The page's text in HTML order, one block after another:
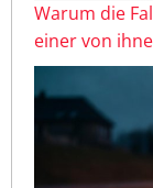
Warum die
einer von